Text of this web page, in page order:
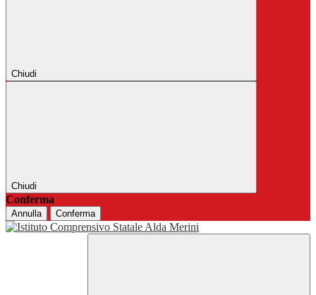
Chiudi
Chiudi
Conferma
Annulla Conferma